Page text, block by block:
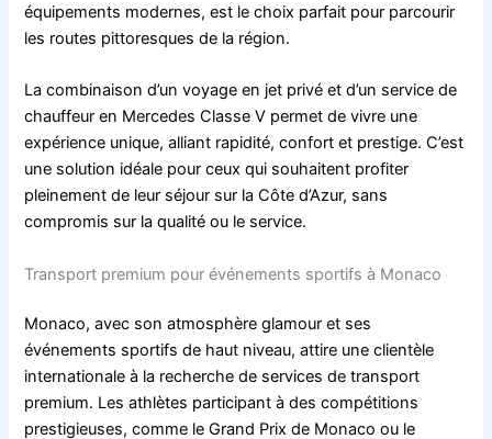
équipements modernes, est le choix parfait pour parcourir
les routes pittoresques de la région.
La combinaison d’un voyage en jet privé et d’un service de
chauffeur en Mercedes Classe V permet de vivre une
expérience unique, alliant rapidité, confort et prestige. C’est
une solution idéale pour ceux qui souhaitent profiter
pleinement de leur séjour sur la Côte d’Azur, sans
compromis sur la qualité ou le service.
Transport premium pour événements sportifs à Monaco
Monaco, avec son atmosphère glamour et ses
événements sportifs de haut niveau, attire une clientèle
internationale à la recherche de services de transport
premium. Les athlètes participant à des compétitions
prestigieuses, comme le Grand Prix de Monaco ou le